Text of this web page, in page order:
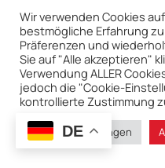
Wir verwenden Cookies
bestmögliche Erfahrung
Präferenzen und
Sie auf "Alle akzeptieren"
Verwendung ALLER
jedoch die "Cookie-
kontrollierte Zustimmung
Cookie-Einstellungen
DE